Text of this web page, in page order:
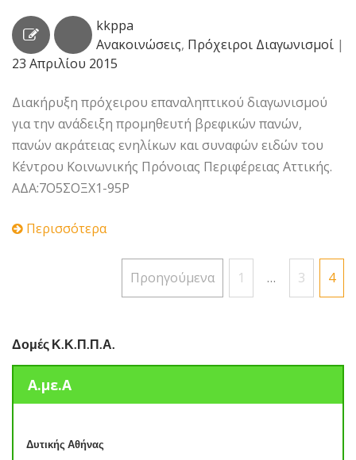
kkppa
Ανακοινώσεις, Πρόχειροι Διαγωνισμοί |
23 Απριλίου 2015
Διακήρυξη πρόχειρου επαναληπτικού διαγωνισμού
για την ανάδειξη προμηθευτή βρεφικών πανών,
πανών ακράτειας ενηλίκων και συναφών ειδών του
Κέντρου Κοινωνικής Πρόνοιας Περιφέρειας Αττικής.
ΑΔΑ:7Ο5ΣΟΞΧ1-95Ρ
Περισσότερα
Σελιδοποίηση
άρθρων
Προηγούμενα 1 … 3 4
Δομές Κ.Κ.Π.Π.Α.
Α.με.Α
Δυτικής Αθήνας